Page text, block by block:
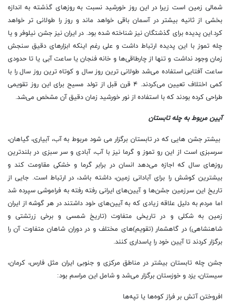
شمالی زمین است زیرا در این روز خورشید نسبت به روزهای گذشته به اندازه
بخشی از ثانیه بیشتر در آسمان باقی خواهد ماند و روز را طولانی تر خواهد
كرد.این پدیده برای گذشتگان نیز شناخته شده بود. در ایران نیزجشن نیلوفر و یا
چله تموز با این پدیده ارتباط داشت و علی رغم اینكه ابزارهای دقیق سنجش
زمان وجود نداشت و تنها از چارطاقی‌ها و خانه فنجان یا ساعت آبی یا تا حدودی
ساعت آفتابی استفاده می‌شد طولانی ترین روز سال و كوتاه ترین روز سال را با
كمی اختلاف تعیین می‌كردند. ۴ قرن قبل از تولد مسیح برای این روز تقویمی
طراحی كرده بودند كه با استفاده از نور خورشید زمان دقیق آن مشخص می‌شد.
آیین مربوط به چله تابستان
بیشتر جشن هایی که در تابستان برگزار می شود مربوط به آب، آبیاری، گیاهان،
سرسبزی است از این رو تموز و گرما نیز با آب، آبادی و سر سبزی در بلندترین
روزهای سال که اجازه می‌دهد انسان در برابر گرما و خشکی مقاومت کند و
بیشترین کوشش را برای آبادانی زمین، داشته باشد، در ارتباط است. جایی از
تاریخ این سرزمین جشن‌ها و آیین‌های ایرانی رفته رفته به فراموشی سپرده شد
اما مردم به دلیل علاقه زیادی که به آیین‌های خود داشتند در هر گوشه از ایران
زمین به شکلی و در تاریخی متفاوت (تاریخ شمسی و برخی زرتشتی و
شاهنشاهی) در گاهشمار (تقویم)های مختلف و در دوران شاهان متفاوت آن را
برگزار کردند تا آیین خود را پاسداری کنند.
جشن چله تابستان بیشتر در مناطق مرکزی و جنوبی ایران مثل فارس، کرمان،
سیستان، یزد و خوزستان برگزار می‌شد و شامل این مراسم بود:
افروختن آتش بر فراز کوه‌ها یا تپه‌ها